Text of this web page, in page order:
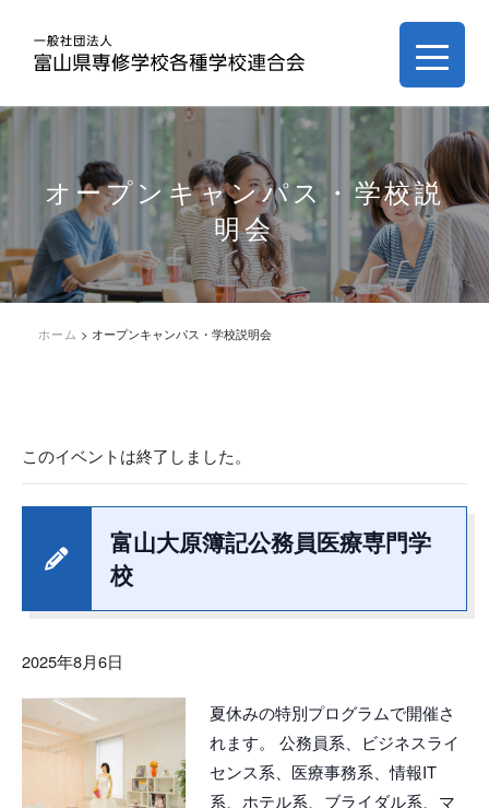
オープンキャンパス・学校説
明会
ホーム > オープンキャンパス・学校説明会
このイベントは終了しました。
富山大原簿記公務員医療専門学
校
2025年8月6日
夏休みの特別プログラムで開催さ
れます。 公務員系、ビジネスライ
センス系、医療事務系、情報IT
系、ホテル系、ブライダル系、マ